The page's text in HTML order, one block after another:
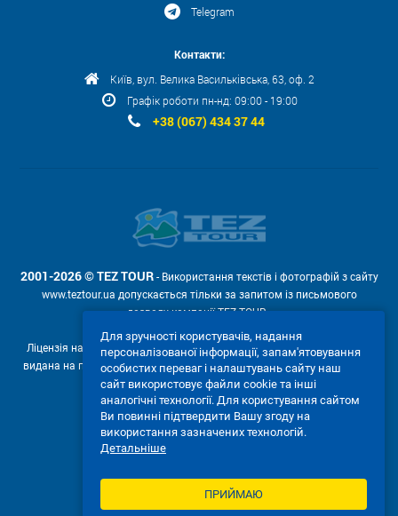
Telegram
Контакти:
Київ, вул. Велика Васильківська, 63, оф. 2
Графік роботи пн-нд: 09:00 - 19:00
+38 (067) 434 37 44
2001-2026 © TEZ TOUR - Використання текстів і фотографій з сайту
www.teztour.ua допускається тільки за запитом із письмового
дозволу компанії TEZ TOUR .
Ліцензія на провадження туроператорської діяльності АВ №566448
видана на підставі рішення Державної служби туризму і курортів від
04.02.2011р. № 4-ліц.
Ми приймаємо:
ПОВНА ВЕРСІЯ САЙТУ
Для зручності користувачів, надання
персоналізованої інформації, запам'ятовування
особистих переваг і налаштувань сайту наш
сайт використовує файли cookie та інші
аналогічні технології. Для користування сайтом
Ви повинні підтвердити Вашу згоду на
використання зазначених технологій.
Детальніше
ПРИЙМАЮ